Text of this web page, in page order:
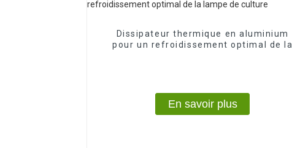
Dissipateur thermique en aluminium
pour un refroidissement optimal de la
En savoir plus